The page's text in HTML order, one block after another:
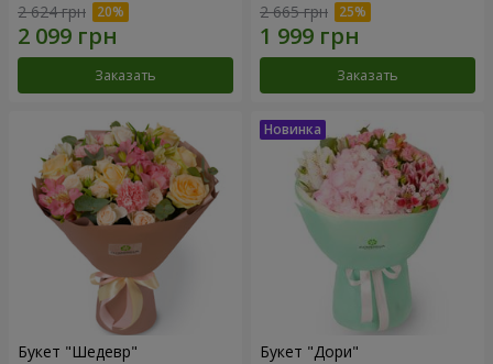
2 624 грн
Заказать
2 665 грн
Заказать
Букет "Шедевр" Букет "Дори"